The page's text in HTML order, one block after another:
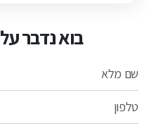
בוא נדבר על
שם מלא
טלפון